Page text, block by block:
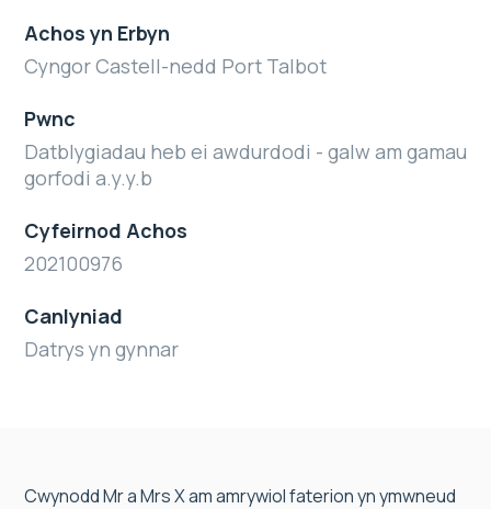
Achos yn Erbyn
Cyngor Castell-nedd Port Talbot
Pwnc
Datblygiadau heb ei awdurdodi - galw am gamau
gorfodi a.y.y.b
Cyfeirnod Achos
202100976
Canlyniad
Datrys yn gynnar
Cwynodd Mr a Mrs X am amrywiol faterion yn ymwneud